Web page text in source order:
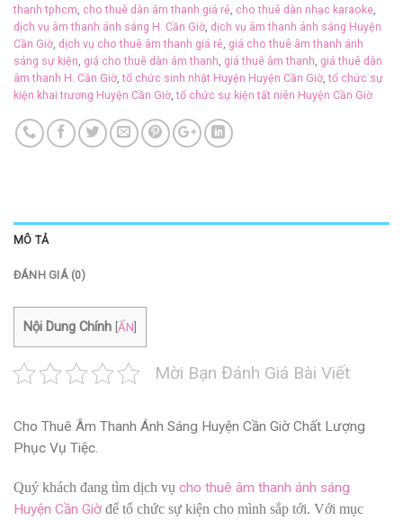
thanh tphcm cho thuê dàn âm thanh giá rẻ cho thuê dàn nhạc karaoke
dịch vụ âm thanh ánh sáng H. Cần Giờ, dịch vụ âm thanh ánh sáng Huyện
Cần Giờ, dịch vụ cho thuê âm thanh giá rẻ giá cho thuê âm thanh ánh
sáng sự kiện giá cho thuê dàn âm thanh giá thuê âm thanh giá thuê dàn
âm thanh H. Cần Giờ,tổ chức sinh nhật Huyện Huyện Cần Giờ,tổ chức sự
kiện khai trương Huyện Cần Giờ,tổ chức sự kiện tất niên Huyện Cần Giờ
MÔ TẢ
ĐÁNH GIÁ (0)
Nội Dung Chính [ẨN]
Mời Bạn Đánh Giá Bài Viết
Cho Thuê Âm Thanh Ánh Sáng Huyện Cần Giờ Chất Lượng
Phục Vụ Tiệc.
Quý khách đang tìm dịch vụ cho thuê âm thanh ánh sáng
Huyện Cần Giờ để tổ chức sự kiện cho mình sắp tới. Với mục